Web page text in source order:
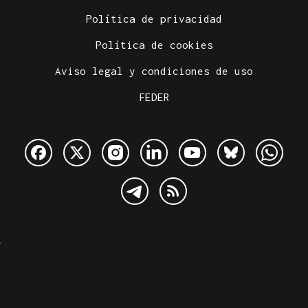
Política de privacidad
Política de cookies
Aviso legal y condiciones de uso
FEDER